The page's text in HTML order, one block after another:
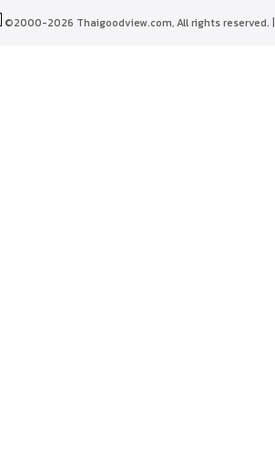
©2000-2026 Thaigoodview.com, All rights reserved. |